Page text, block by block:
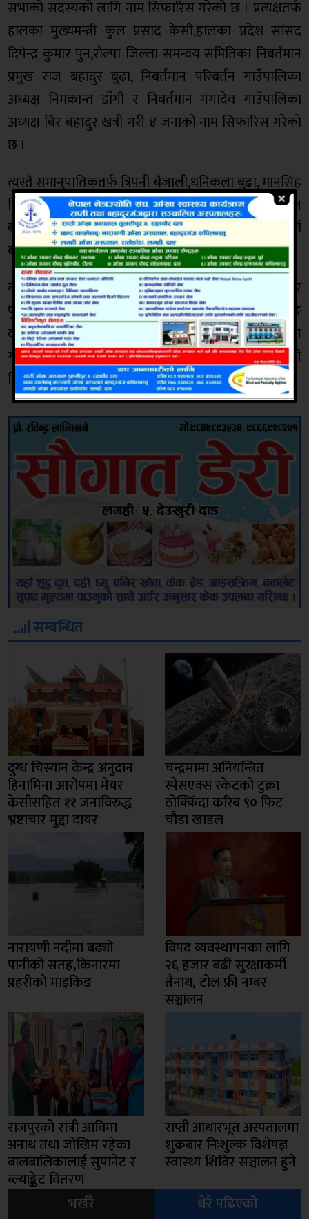
सभाको सदस्यको लागि नाम सिफारिस गरेको छ । प्रत्यक्षतर्फ
हालका मुख्यमन्त्री कुल प्रसाद केसी,हालका प्रदेश सांसद
दिपेन्द्र कुमार पुन,राेल्पा जिल्ला समन्वय समितिका निबर्तमान
प्रमुख राज बहादुर बुढा, निबर्तमान परिबर्तन गाउँपालिका
अध्यक्ष निमकान्त डाँगी र निबर्तमान गंगादेव गाउँपालिका
अध्यक्ष बिर बहादुर खत्री गरी ४ जनाको नाम सिफारिस गरेको
छ ।
त्यस्तै समानुपातिकतर्फ त्रिपनी बैजाली,धनिकला बुढा, मानसिंह
बिक,हित कुमारी बुढा,लालसरी घर्ति,शेरसिं बन्दिपुरे,शान्तराज
बोहरा,गोबिन्द पुन,राम बहादुर वली,भक्त बहादुर वली र पुर्ण
बहादुर दमाइको नाम सिफरिस गरेको छ ।
कार्यक्रममा प्रदेश सभा निर्बाचान ख को सचिवमा नन्द बहादुर
पुनलाइ चयन गरेको छ । साथै कार्यक्रममा माडी १ का नरसिङ
वली नेकपा एमाले परित्याग गरी र रमेश केसी नकपा परित्याग
गरी माओबादी केन्द्र प्रवेश समेत गरेका आयाेजकले जानकारी
दिएको छ ।
सम्बन्धित
दुग्ध चिस्यान केन्द्र अनुदान
हिनामिना आरोपमा मेयर
केसीसहित ११ जनाविरुद्ध
भ्रष्टाचार मुद्दा दायर
चन्द्रमामा अनियन्त्रित
स्पेसएक्स रकेटको टुक्रा
ठोक्किँदा करिब ९० फिट
चौडा खाडल
नारायणी नदीमा बढ्यो
पानीको सतह,किनारमा
प्रहरीको माइकिङ
विपद व्यवस्थापनका लागि
२६ हजार बढी सुरक्षाकर्मी
तैनाथ, टोल फ्री नम्बर
सञ्चालन
राजपुरको रात्री आविमा
अनाथ तथा जोखिम रहेका
बालबालिकालाई सुपानेट र
ब्ल्याङ्केट वितरण
राप्ती आधारभूत अस्पतालमा
शुक्रबार निःशुल्क विशेषज्ञ
स्वास्थ्य शिविर सञ्चालन हुने
भर्खरै
धेरै पढिएको